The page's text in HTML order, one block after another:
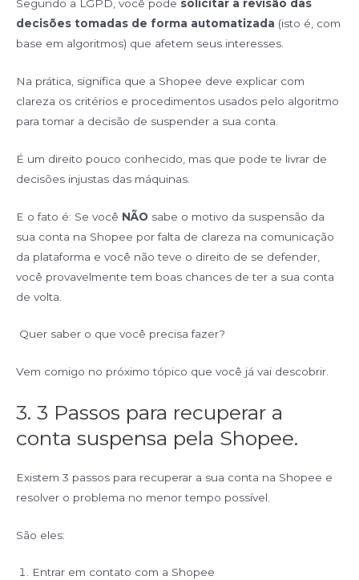
Segundo a LGPD, você pode solicitar a revisão das
decisões tomadas de forma automatizada (isto é, com
base em algoritmos) que afetem seus interesses.
Na prática, significa que a Shopee deve explicar com
clareza os critérios e procedimentos usados pelo algoritmo
para tomar a decisão de suspender a sua conta.
É um direito pouco conhecido, mas que pode te livrar de
decisões injustas das máquinas.
E o fato é: Se você NÃO sabe o motivo da suspensão da
sua conta na Shopee por falta de clareza na comunicação
da plataforma e você não teve o direito de se defender,
você provavelmente tem boas chances de ter a sua conta
de volta.
Quer saber o que você precisa fazer?
Vem comigo no próximo tópico que você já vai descobrir.
3. 3 Passos para recuperar a
conta suspensa pela Shopee.
Existem 3 passos para recuperar a sua conta na Shopee e
resolver o problema no menor tempo possível.
São eles:
Entrar em contato com a Shopee